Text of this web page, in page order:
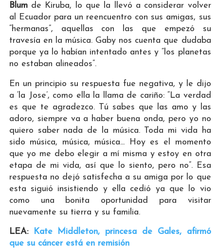
Blumde Kiruba, lo que la llevó a considerar volver
al Ecuador para un reencuentro con sus amigas, sus
“hermanas”, aquellas con las que empezó su
travesía en la música. Gaby nos cuenta que dudaba
porque ya lo habían intentado antes y “los planetas
no estaban alineados”.
En un principio su respuesta fue negativa, y le dijo
a ‘la Jose’, como ella la llama de cariño: “La verdad
es que te agradezco. Tú sabes que las amo y las
adoro, siempre va a haber buena onda, pero yo no
quiero saber nada de la música. Toda mi vida ha
sido música, música, música... Hoy es el momento
que yo me debo elegir a mí misma y estoy en otra
etapa de mi vida, así que lo siento, pero no”. Esa
respuesta no dejó satisfecha a su amiga por lo que
esta siguió insistiendo y ella cedió ya que lo vio
como una bonita oportunidad para visitar
nuevamente su tierra y su familia.
LEA:
Kate Middleton, princesa de Gales, afirmó
que su cáncer está en remisión